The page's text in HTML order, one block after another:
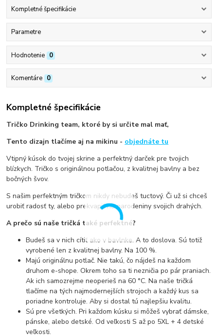
Kompletné špecifikácie
Parametre
Hodnotenie 0
Komentáre 0
Kompletné špecifikácie
Tričko Drinking team, ktoré by si určite mal mať,
Tento dizajn tlačíme aj na mikinu - objednáte tu
Vtipný kúsok do tvojej skrine a perfektný darček pre tvojich
blízkych. Tričko s originálnou potlačou, z kvalitnej bavlny a bez
bočných švov.
S našim perfektným tričkom nikdy nebudeš tuctový. Či už si chceš
urobiť radosť ty, alebo prekvapiť na narodeniny svojich drahých.
A prečo sú naše tričká také perfektné?
Budeš sa v nich cítiť ako v bavlnke. A to doslova. Sú totiž
vyrobené len z kvalitnej bavlny. Na 100 %.
Majú originálnu potlač. Nie takú, čo nájdeš na každom
druhom e-shope. Okrem toho sa ti nezničia po pár praniach.
Ak ich samozrejme neoperieš na 60 °C. Na naše tričká
tlačíme na tých najmodernejších strojoch a každý kus sa
poriadne kontroluje. Aby si dostal tú najlepšiu kvalitu.
Sú pre všetkých. Pri každom kúsku si môžeš vybrať dámske,
pánske, alebo detské. Od veľkosti S až po 5XL + 4 detské
veľkosti.